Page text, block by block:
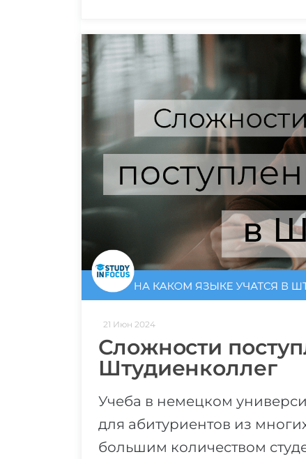
21 Июн 2024
Сложности
Штудиенколлег
Учеба в немецком
для абитуриентов из
большим количеством